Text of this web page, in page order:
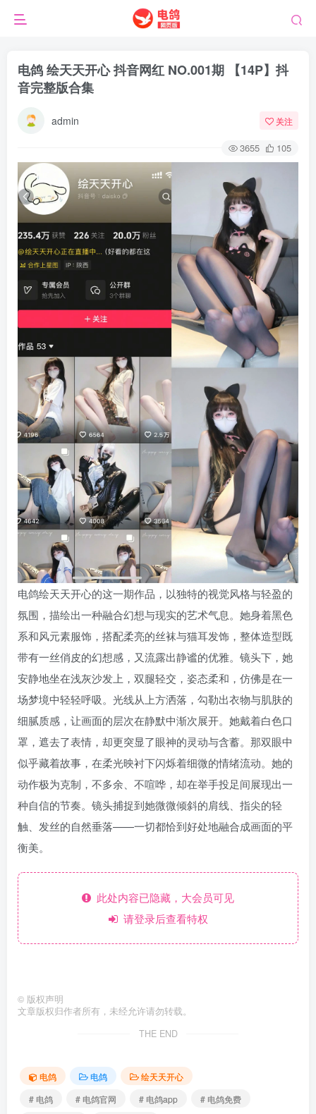
电鸽 绘天天开心 抖音网红 NO.001期 【14P】抖
音完整版合集
admin 关注
3655 105
电鸽绘天天开心的这一期作品，以独特的视觉风格与轻盈的
氛围，描绘出一种融合幻想与现实的艺术气息。她身着黑色
系和风元素服饰，搭配柔亮的丝袜与猫耳发饰，整体造型既
带有一丝俏皮的幻想感，又流露出静谧的优雅。镜头下，她
安静地坐在浅灰沙发上，双腿轻交，姿态柔和，仿佛是在一
场梦境中轻轻呼吸。光线从上方洒落，勾勒出衣物与肌肤的
细腻质感，让画面的层次在静默中渐次展开。她戴着白色口
罩，遮去了表情，却更突显了眼神的灵动与含蓄。那双眼中
似乎藏着故事，在柔光映衬下闪烁着细微的情绪流动。她的
动作极为克制，不多余、不喧哗，却在举手投足间展现出一
种自信的节奏。镜头捕捉到她微微倾斜的肩线、指尖的轻
触、发丝的自然垂落——一切都恰到好处地融合成画面的平
衡美。
此处内容已隐藏，大会员可见
请登录后查看特权
© 版权声明
文章版权归作者所有，未经允许请勿转载。
THE END
电鸽 电鸽
绘天天开心
# 电鸽
# 电鸽官网 # 电鸽app
# 电鸽免费